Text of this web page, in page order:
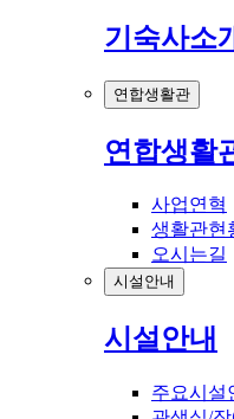
기숙사소
연합생활관
연합생활
사업연혁
생활관현
오시는길
시설안내
시설안내
주요시설